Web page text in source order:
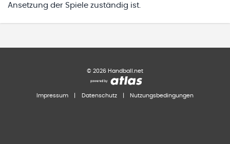
Ansetzung der Spiele zuständig ist.
© 2026 Handball.net
Impressum Datenschutz Nutzungsbedingungen